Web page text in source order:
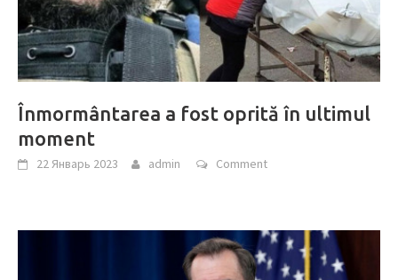
Înmormântarea a fost oprită în ultimul
moment
22 Январь 2023 admin Comment